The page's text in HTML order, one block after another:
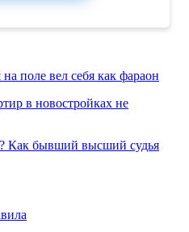
поле вел себя как фараон
в новостройках не
Как бывший высший судья